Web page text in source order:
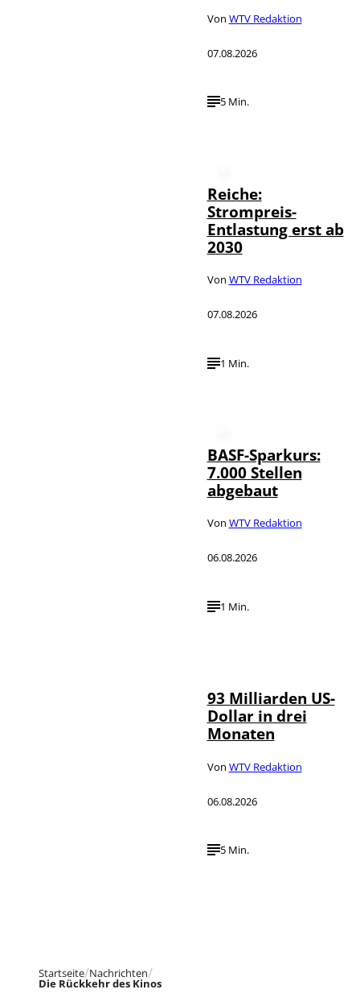
Von WTV Redaktion
07.08.2026
5 Min.
Reiche:
Strompreis-
Entlastung erst ab
2030
Von WTV Redaktion
07.08.2026
1 Min.
BASF-Sparkurs:
7.000 Stellen
abgebaut
Von WTV Redaktion
06.08.2026
1 Min.
93 Milliarden US-
Dollar in drei
Monaten
Von WTV Redaktion
06.08.2026
5 Min.
Startseite Nachrichten
Die Rückkehr des Kinos